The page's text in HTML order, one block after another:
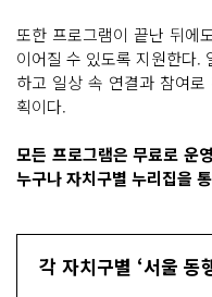
또한 프로그램이 끝난 뒤에
이어질 수 있도록 지원한다.
하고 일상 속 연결과 참여
획이다.
모든 프로그램은 무료로 운영
누구나 자치구별 누리집을
각 자치구별 ‘서울 동